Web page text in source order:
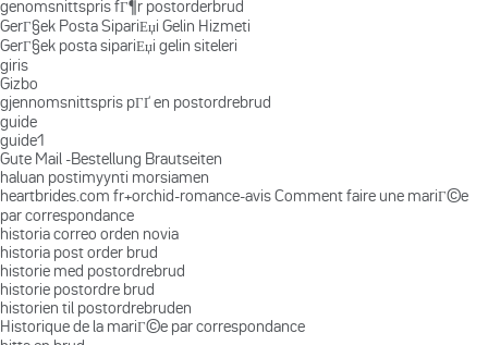
genomsnittspris fГ¶r postorderbrud
GerГ§ek Posta SipariЕџi Gelin Hizmeti
GerГ§ek posta sipariЕџi gelin siteleri
giris
Gizbo
gjennomsnittspris pГҐ en postordrebrud
guide
guide1
Gute Mail -Bestellung Brautseiten
haluan postimyynti morsiamen
heartbrides.com fr+orchid-romance-avis Comment faire une mariГ©e
par correspondance
historia correo orden novia
historia post order brud
historie med postordrebrud
historie postordre brud
historien til postordrebruden
Historique de la mariГ©e par correspondance